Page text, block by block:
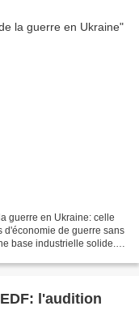
guerre en Ukraine: celle
d'économie de guerre sans
base industrielle solide.
l'audition